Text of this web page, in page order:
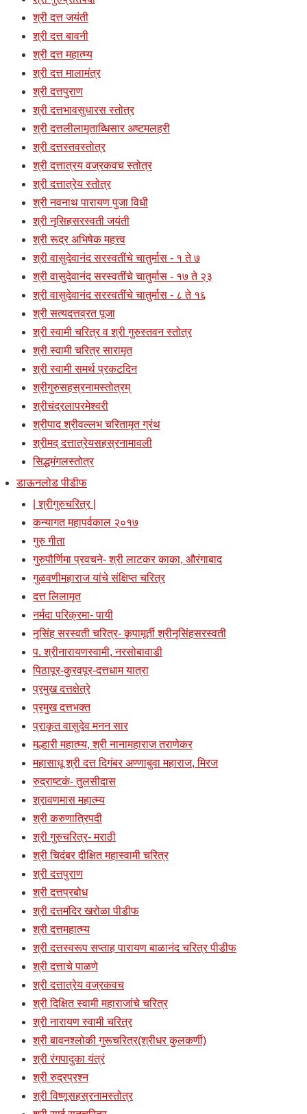
श्री दत्त जयंती
श्री दत्त बावनी
श्री दत्त महात्म्य
श्री दत्त मालामंत्र
श्री दत्तपुराण
श्री दत्तभावसुधारस स्तोत्र
श्री दत्तलीलामृताब्धिसार अष्टमलहरी
श्री दत्तस्तवस्तोत्र
श्री दत्तात्रय वज्रकवच स्तोत्र
श्री दत्तात्रेय स्तोत्र
श्री नवनाथ पारायण पुजा विधी
श्री नृसिहसरस्वती जयंती
श्री रूद्र अभिषेक महत्त्व
श्री वासुदेवानंद सरस्वतींचे चातुर्मास - १ ते ७
श्री वासुदेवानंद सरस्वतींचे चातुर्मास - १७ ते २३
श्री वासुदेवानंद सरस्वतींचे चातुर्मास - ८ ते १६
श्री सत्यदत्तव्रत पूजा
श्री स्वामी चरित्र व श्री गुरुस्तवन स्तोत्र
श्री स्वामी चरित्र सारामृत
श्री स्वामी समर्थ प्रकटदिन
श्रीगुरुसहस्रनामस्तोत्रम्
श्रीचंद्रलापरमेश्वरी
श्रीपाद श्रीवल्लभ चरितामृत ग्रंथ
श्रीमद् दत्तात्रेयसहस्रनामावली
सिद्धमंगलस्तोत्र
डाऊनलोड पीडीफ
| श्रीगुरुचरित्र |
कन्यागत महापर्वकाल २०१७
गुरु गीता
गुरुपौर्णिमा प्रवचने- श्री लाटकर काका, औरंगाबाद
गुळवणीमहाराज यांचे संक्षिप्त चरित्र
दत्त लिलामृत
नर्मदा परिक्रमा- पायी
नृसिंह सरस्वती चरित्र- कृपामूर्ती श्रीनृसिंहसरस्वती
प. श्रीनारायणस्वामी, नरसोबावाडी
पिठापूर-कुरवपूर-दत्तधाम यात्रा
प्रमुख दत्तक्षेत्रे
प्रमुख दत्तभक्त
प्राकृत वासुदेव मनन सार
मल्हारी महात्म्य, श्री नानामहाराज तराणेकर
महासाधू श्री दत्त दिगंबर अण्णाबुवा महाराज, मिरज
रुद्राष्टकं- तुलसीदास
श्रावणमास महात्म्य
श्री करुणात्रिपदी
श्री गुरुचरित्र- मराठी
श्री चिदंबर दीक्षित महास्वामी चरित्र
श्री दत्तपुराण
श्री दत्तप्रबोध
श्री दत्तमंदिर खरोळा पीडीफ
श्री दत्तमहात्म्य
श्री दत्तस्वरूप सप्ताह पारायण बाळानंद चरित्र पीडीफ
श्री दत्ताचे पाळणे
श्री दत्तात्रेय वज्रकवच
श्री दिक्षित स्वामी महाराजांचे चरित्र
श्री नारायण स्वामी चरित्र
श्री बावनश्लोकी गुरूचरित्र(श्रीधर कुलकर्णी)
श्री रंगपादुका यंत्रं
श्री रुद्रप्रश्न
श्री विष्णूसहस्रनामस्तोत्र